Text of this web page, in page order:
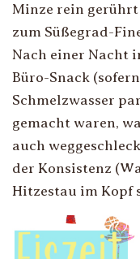
Minze rein gerührt
zum Süßegrad-
Nach einer Nacht
Büro-Snack
Schmelzwasser
gemacht waren,
auch
der Konsistenz
Hitzestau im Kopf